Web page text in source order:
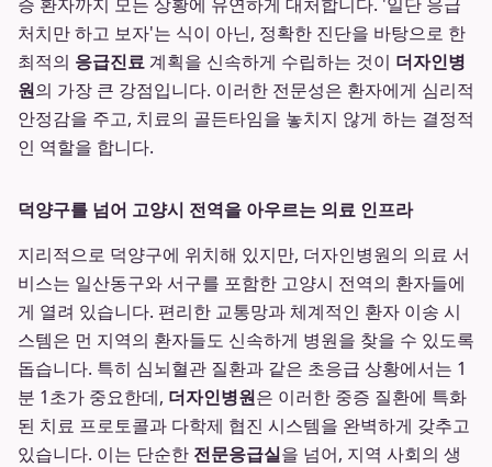
처치만 하고 보자'는 식이 아닌, 정확한 진단을 바탕으로 한
최적의 응급진료 계획을 신속하게 수립하는 것이 더자인병
원의 가장 큰 강점입니다. 이러한 전문성은 환자에게 심리적
안정감을 주고, 치료의 골든타임을 놓치지 않게 하는 결정적
인 역할을 합니다.
덕양구를 넘어 고양시 전역을 아우르는 의료 인프라
지리적으로 덕양구에 위치해 있지만, 더자인병원의 의료 서
비스는 일산동구와 서구를 포함한 고양시 전역의 환자들에
게 열려 있습니다. 편리한 교통망과 체계적인 환자 이송 시
스템은 먼 지역의 환자들도 신속하게 병원을 찾을 수 있도록
돕습니다. 특히 심뇌혈관 질환과 같은 초응급 상황에서는 1
분 1초가 중요한데, 더자인병원은 이러한 중증 질환에 특화
된 치료 프로토콜과 다학제 협진 시스템을 완벽하게 갖추고
있습니다. 이는 단순한 전문응급실을 넘어, 지역 사회의 생